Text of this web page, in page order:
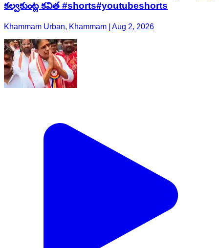
కల్వకుంట్ల కవిత #shorts#youtubeshorts
Khammam Urban, Khammam | Aug 2, 2026